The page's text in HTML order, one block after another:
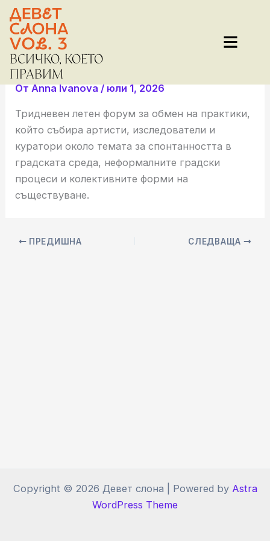
Преминаване
към
съдържанието
ВСИЧКО, КОЕТО
ПРАВИМ
Спонтанни градове
ОтAnna Ivanova/юли 1, 2026
Тридневен летен форум за обмен на практики,
който събира артисти, изследователи и
куратори около темата за спонтанността в
градската среда, неформалните градски
процеси и колективните форми на
съществуване.
ПРЕДИШНА СЛЕДВАЩА
Copyright © 2026 Девет слона | Powered by Astra
WordPress Theme